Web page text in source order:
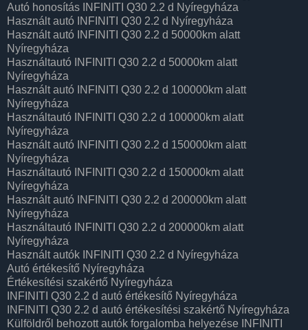
Autó honosítás INFINITI Q30 2.2 d Nyíregyháza
Használt autó‎ INFINITI Q30 2.2 d Nyíregyháza
Használt autó‎ INFINITI Q30 2.2 d 50000km alatt
Nyíregyháza
Használtautó‎ INFINITI Q30 2.2 d 50000km alatt
Nyíregyháza
Használt autó‎ INFINITI Q30 2.2 d 100000km alatt
Nyíregyháza
Használtautó‎ INFINITI Q30 2.2 d 100000km alatt
Nyíregyháza
Használt autó‎ INFINITI Q30 2.2 d 150000km alatt
Nyíregyháza
Használtautó‎ INFINITI Q30 2.2 d 150000km alatt
Nyíregyháza
Használt autó‎ INFINITI Q30 2.2 d 200000km alatt
Nyíregyháza
Használtautó‎ INFINITI Q30 2.2 d 200000km alatt
Nyíregyháza
Használt autó‎k INFINITI Q30 2.2 d Nyíregyháza
Autó értékesítő Nyíregyháza
Értékesítési szakértő Nyíregyháza
INFINITI Q30 2.2 d autó értékesítő Nyíregyháza
INFINITI Q30 2.2 d autó értékesítési szakértő Nyíregyháza
Külföldről behozott autók forgalomba helyezése INFINITI